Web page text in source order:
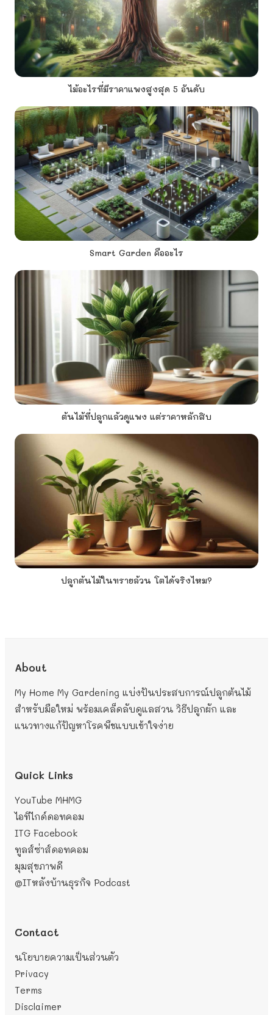
ไม้อะไรที่มีราคาแพงสูงสุด 5 อันดับ
Smart Garden คืออะไร
ต้นไม้ที่ปลูกแล้วดูแพง แต่ราคาหลักสิบ
ปลูกต้นไม้ในทรายล้วน โตได้จริงไหม?
About
My Home My Gardening แบ่งปันประสบการณ์ปลูกต้นไม้
สำหรับมือใหม่ พร้อมเคล็ดลับดูแลสวน วิธีปลูกผัก และ
แนวทางแก้ปัญหาโรคพืชแบบเข้าใจง่าย
Quick Links
YouTube MHMG
ไอทีไกด์ดอทคอม
ITG Facebook
ทูลส์ซ่าส์ดอทคอม
มุมสุขภาพดี
@ITหลังบ้านธุรกิจ Podcast
Contact
นโยบายความเป็นส่วนตัว
Privacy
Terms
Disclaimer